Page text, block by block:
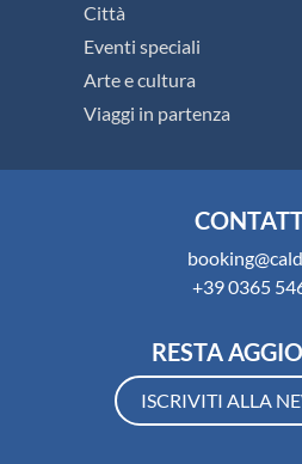
Città
Eventi speciali
Arte e cultura
Viaggi in partenza
+39 0365
RESTA
ISCRIVITI ALLA